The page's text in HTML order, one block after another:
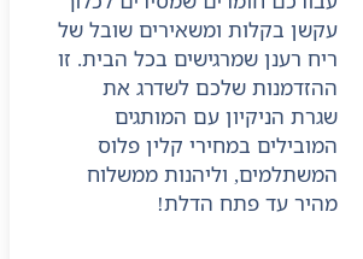
עקשן בקלות ומשאירים שובל של
ריח רענן שמרגישים בכל הבית. זו
ההזדמנות שלכם לשדרג את
שגרת הניקיון עם המותגים
המובילים במחירי קלין פלוס
המשתלמים, וליהנות ממשלוח
מהיר עד פתח הדלת!